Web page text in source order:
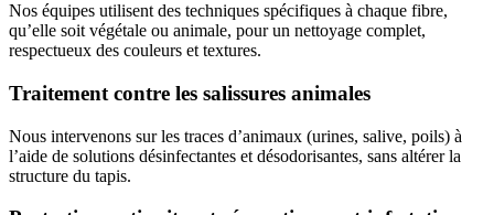
Nos équipes utilisent des techniques spécifiques à chaque fibre,
qu’elle soit végétale ou animale, pour un nettoyage complet,
respectueux des couleurs et textures.
Traitement contre les salissures animales
Nous intervenons sur les traces d’animaux (urines, salive, poils) à
l’aide de solutions désinfectantes et désodorisantes, sans altérer la
structure du tapis.